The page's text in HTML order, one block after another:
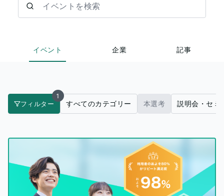
イベント 企業 記事
フィルター
1
すべてのカテゴリー 本選考 説明会・セミ